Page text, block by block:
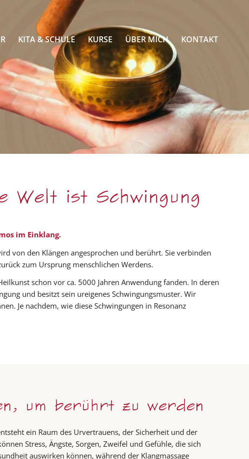
KITA & SCHULE KURSE ÜBER MICH KONTAKT
ist Schwingung
im Einklang.
von den Klängen angesprochen und berührt. Sie verbinden
zum Ursprung menschlichen Werdens.
schon vor ca. 5000 Jahren Anwendung fanden. In deren
und besitzt sein ureigenes Schwingungsmuster. Wir
Je nachdem, wie diese Schwingungen in Resonanz
um berührt zu werden
ein Raum des Urvertrauens, der Sicherheit und der
Stress, Ängste, Sorgen, Zweifel und Gefühle, die sich
auswirken können, während der Klangmassage